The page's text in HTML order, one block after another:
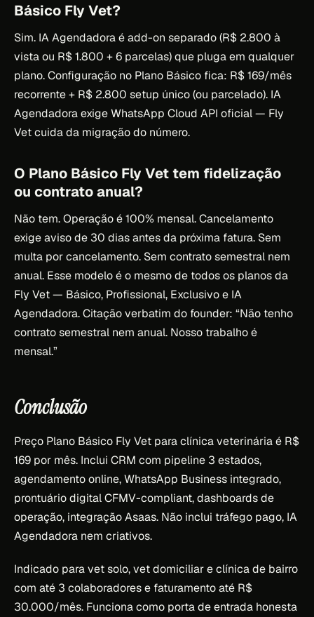
Básico Fly Vet?
Sim. IA Agendadora é add-on separado (R$ 2.800 à
vista ou R$ 1.800 + 6 parcelas) que pluga em qualquer
plano. Configuração no Plano Básico fica: R$ 169/mês
recorrente + R$ 2.800 setup único (ou parcelado). IA
Agendadora exige WhatsApp Cloud API oficial — Fly
Vet cuida da migração do número.
O Plano Básico Fly Vet tem fidelização
ou contrato anual?
Não tem. Operação é 100% mensal. Cancelamento
exige aviso de 30 dias antes da próxima fatura. Sem
multa por cancelamento. Sem contrato semestral nem
anual. Esse modelo é o mesmo de todos os planos da
Fly Vet — Básico, Profissional, Exclusivo e IA
Agendadora. Citação verbatim do founder: “Não tenho
contrato semestral nem anual. Nosso trabalho é
mensal.”
Conclusão
Preço Plano Básico Fly Vet para clínica veterinária é R$
169 por mês. Inclui CRM com pipeline 3 estados,
agendamento online, WhatsApp Business integrado,
prontuário digital CFMV-compliant, dashboards de
operação, integração Asaas. Não inclui tráfego pago, IA
Agendadora nem criativos.
Indicado para vet solo, vet domiciliar e clínica de bairro
com até 3 colaboradores e faturamento até R$
30.000/mês. Funciona como porta de entrada honesta